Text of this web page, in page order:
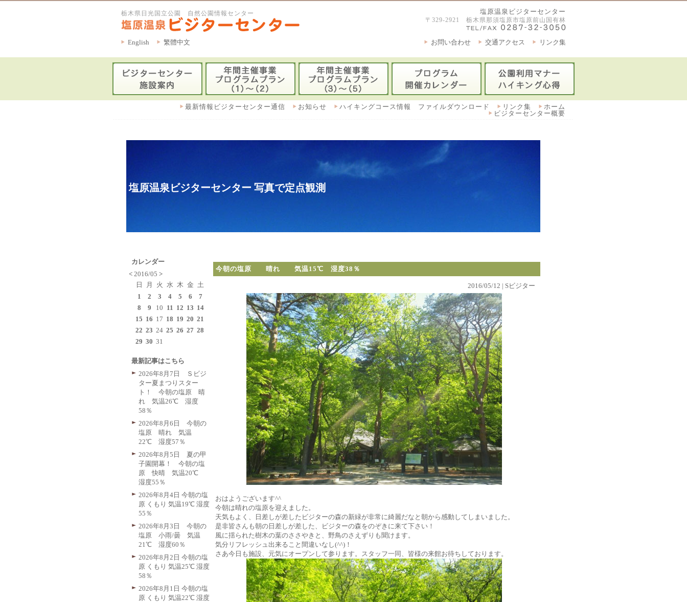
栃木県日光国立公園 自然公園情報センター 塩原温泉ビジターセンター
〒329-2921 栃木県那須塩原市塩原前山国有林
English 繁體中文 リンク集
交通アクセス
お問い合わせ
ホーム
リンク集
ハイキングコース情報 ファイルダウンロード
お知らせ
最新情報ビジターセンター通信
ビジターセンター概要
塩原温泉ビジターセンター 写真で定点観測
今朝の塩原 晴れ 気温15℃ 湿度38％
2016/05/12 | Sビジター
おはようございます^^
今朝は晴れの塩原を迎えました。
天気もよく、日差しが差したビジターの森の新緑が非常に綺麗だなと朝から感動してしまいました。
是非皆さんも朝の日差しが差した、ビジターの森をのぞきに来て下さい！
風に揺られた樹木の葉のささやきと、野鳥のさえずりも聞けます。
気分リフレッシュ出来ること間違いなし(^^)！
さあ今日も施設、元気にオープンして参ります。スタッフ一同、皆様の来館お待ちしております。
カレンダー
< 2016/05 >
日
月 火 水 木 金 土
1
2 3 4 5 6
7
8
9 10 11 12 13 14
15 16 17 18 19 20 21
22 23 24 25 26 27 28
29 30 31
最新記事はこちら
2026年8月7日 Ｓビジ
ター夏まつりスター
ト！ 今朝の塩原 晴
れ 気温26℃ 湿度
58％
2026年8月6日 今朝の
塩原 晴れ 気温
22℃ 湿度57％
2026年8月5日 夏の甲
子園開幕！ 今朝の塩
原 快晴 気温20℃
湿度55％
2026年8月4日 今朝の塩
原 くもり 気温19℃ 湿度
55％
2026年8月3日 今朝の
塩原 小雨/曇 気温
21℃ 湿度60％
2026年8月2日 今朝の塩
原 くもり 気温25℃ 湿度
58％
2026年8月1日 今朝の塩
原 くもり 気温22℃ 湿度